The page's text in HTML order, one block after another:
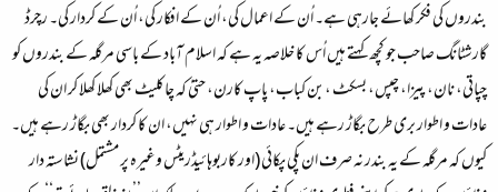
بندروں کی فکر کھائے جارہی ہے۔ اُن کے اعمال کی، اُن کے افکار کی، اُن کے کردار کی۔ رچرڈ
گارشٹانگ صاحب جو کچھ کہتے ہیں اُس کا خلاصہ یہ ہے کہ اسلام آباد کے باسی مرگلہ کے بندروں کو
چپاتی، نان، پیزا، چپس، بسکٹ ،بن کباب، پاپ کارن، حتیٰ کہ چاکلیٹ بھی کھلا کھلا کر ان کی
عادات و اطوار بری طرح بگاڑ رہے ہیں۔ عادات و اطوار ہی نہیں، ان کا کردار بھی بگاڑ رہے ہیں۔
کیوں کہ مرگلہ کے یہ بندر نہ صرف ان پکی پکائی (اور کاربوہائیڈریٹس وغیرہ پر مشتمل) نشاستہ دار